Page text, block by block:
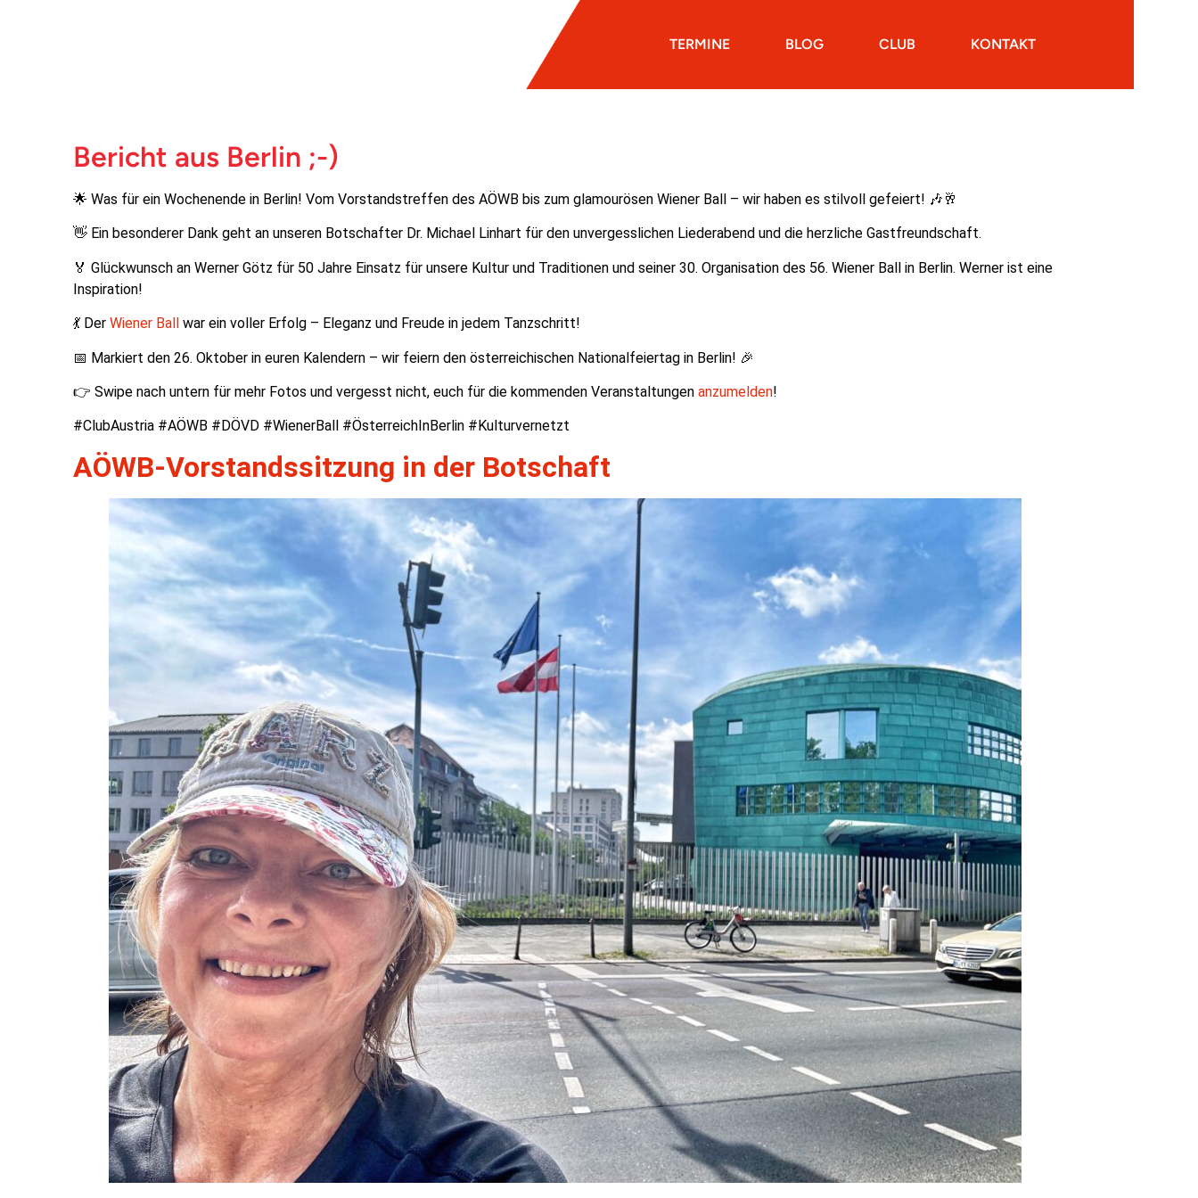
TERMINE BLOG CLUB KONTAKT
Bericht aus Berlin ;-)
🌟 Was für ein Wochenende in Berlin! Vom Vorstandstreffen des AÖWB bis zum glamourösen Wiener Ball – wir haben es stilvoll gefeiert! 🎶🥂
👋 Ein besonderer Dank geht an unseren Botschafter Dr. Michael Linhart für den unvergesslichen Liederabend und die herzliche Gastfreundschaft.
🏅 Glückwunsch an Werner Götz für 50 Jahre Einsatz für unsere Kultur und Traditionen und seiner 30. Organisation des 56. Wiener Ball in Berlin. Werner ist eine
Inspiration!
💃 Der Wiener Ball war ein voller Erfolg – Eleganz und Freude in jedem Tanzschritt!
📅 Markiert den 26. Oktober in euren Kalendern – wir feiern den österreichischen Nationalfeiertag in Berlin! 🎉
👉 Swipe nach untern für mehr Fotos und vergesst nicht, euch für die kommenden Veranstaltungen anzumelden!
#ClubAustria #AÖWB #DÖVD #WienerBall #ÖsterreichInBerlin #Kulturvernetzt
AÖWB-Vorstandssitzung in der Botschaft